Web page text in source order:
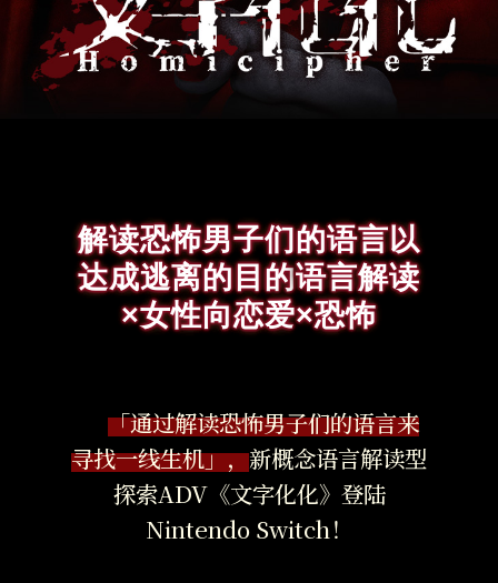
解读恐怖男子们的语言以
达成逃离的目的语言解读
×女性向恋爱×恐怖
「通过解读恐怖男子们的语言来
寻找一线生机」，新概念语言解读型
探索ADV《文字化化》 登陆
Nintendo Switch！